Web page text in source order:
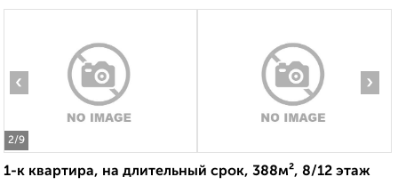
2/9
‹ ›
1-к квартира, на длительный срок, 388м², 8/12 этаж